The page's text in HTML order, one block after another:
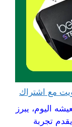
اليوم، يبرز
تجربة